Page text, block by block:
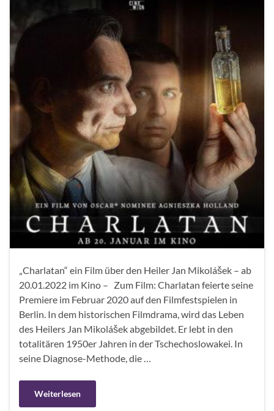
„Charlatan“ ein Film über den Heiler Jan Mikolášek – ab
20.01.2022 im Kino – Zum Film: Charlatan feierte seine
Premiere im Februar 2020 auf den Filmfestspielen in
Berlin. In dem historischen Filmdrama, wird das Leben
des Heilers Jan Mikolášek abgebildet. Er lebt in den
totalitären 1950er Jahren in der Tschechoslowakei. In
seine Diagnose-Methode, die …
Weiterlesen